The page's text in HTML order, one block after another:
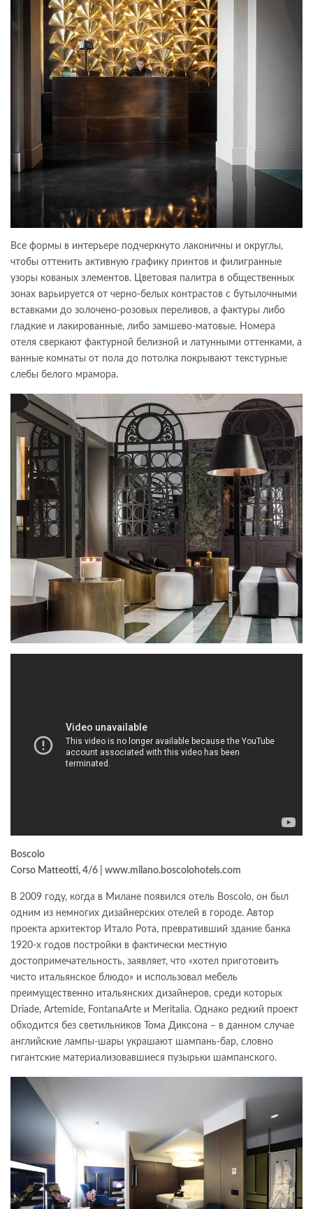
Все формы в интерьере подчеркнуто лаконичны и округлы,
чтобы оттенить активную графику принтов и филигранные
узоры кованых элементов. Цветовая палитра в общественных
зонах варьируется от черно-белых контрастов с бутылочными
вставками до золочено-розовых переливов, а фактуры либо
гладкие и лакированные, либо замшево-матовые. Номера
отеля сверкают фактурной белизной и латунными оттенками, а
ванные комнаты от пола до потолка покрывают текстурные
слебы белого мрамора.
Boscolo
Corso Matteotti, 4/6 | www.milano.boscolohotels.com
В 2009 году, когда в Милане появился отель Boscolo, он был
одним из немногих дизайнерских отелей в городе. Автор
проекта архитектор Итало Рота, превративший здание банка
1920-х годов постройки в фактически местную
достопримечательность, заявляет, что «хотел приготовить
чисто итальянское блюдо» и использовал мебель
преимущественно итальянских дизайнеров, среди которых
Driade, Artemide, FontanaArte и Meritalia. Однако редкий проект
обходится без светильников Тома Диксона – в данном случае
английские лампы-шары украшают шампань-бар, словно
гигантские материализовавшиеся пузырьки шампанского.